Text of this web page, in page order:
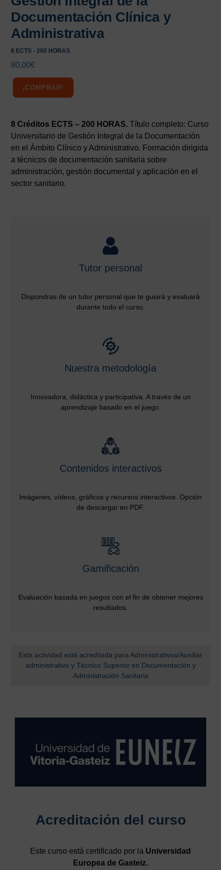
Documentación Clínica y
Administrativa
8 ECTS - 200 HORAS
80,00€
¡COMPRAR!
8 Créditos ECTS – 200 HORAS. Título completo: Curso
Universitario de Gestión Integral de la Documentación
en el Ámbito Clínico y Administrativo. Formación dirigida
a técnicos de documentación sanitaria sobre
administración, gestión documental y aplicación en el
sector sanitario.
Tutor personal
Dispondras de un tutor personal que te guiará y evaluará
durante todo el curso.
Nuestra metodología
Innovadora, didáctica y participativa. A través de un
aprendizaje basado en el juego.
Contenidos interactivos
Imágenes, vídeos, gráficos y recursos interactivos. Opción
de descargar en PDF.
Gamificación
Evaluación basada en juegos con el fin de obtener mejores
resultados.
Esta actividad está acreditada para Administrativos/Auxiliar
administrativo y Técnico Superior en Documentación y
Administración Sanitaria
Acreditación del curso
Este curso está certificado por la Universidad
Europea de Gasteiz.